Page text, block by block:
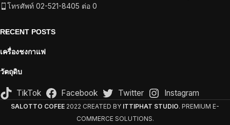
โทรศัพท์ 02-521-8405 ต่อ 0
RECENT POSTS
เครื่องชงกาแฟ
วัตถุดิบ
TikTok Facebook Twitter Instagram
SALOTTO COFEE 2022 CREATED BY ITTIPHAT STUDIO. PREMIUM E-
COMMERCE SOLUTIONS.